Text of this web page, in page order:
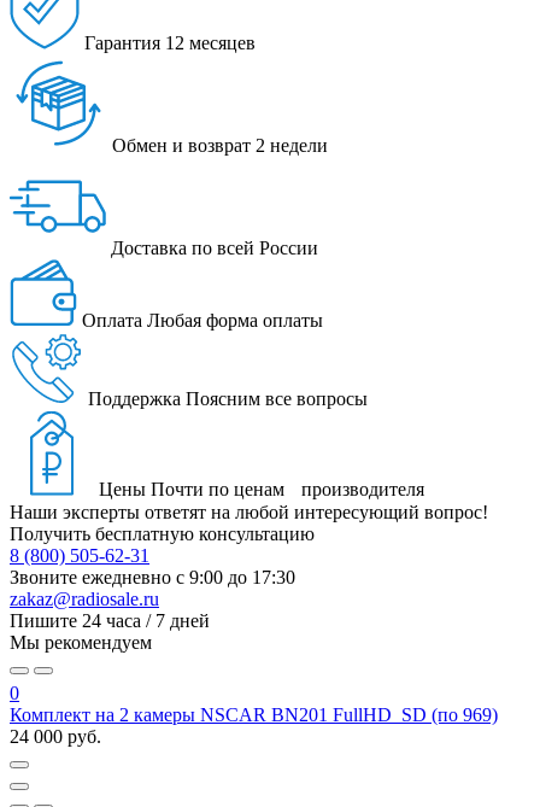
Гарантия 12 месяцев
Обмен и возврат 2 недели
Доставка по всей России
Оплата Любая форма оплаты
Поддержка Поясним все вопросы
Цены Почти по ценам производителя
Наши эксперты ответят на любой интересующий вопрос!
Получить бесплатную консультацию
8 (800) 505-62-31
Звоните ежедневно с 9:00 до 17:30
zakaz@radiosale.ru
Пишите 24 часа / 7 дней
Мы рекомендуем
0
Комплект на 2 камеры NSCAR BN201 FullHD_SD (по 969)
24 000 руб.